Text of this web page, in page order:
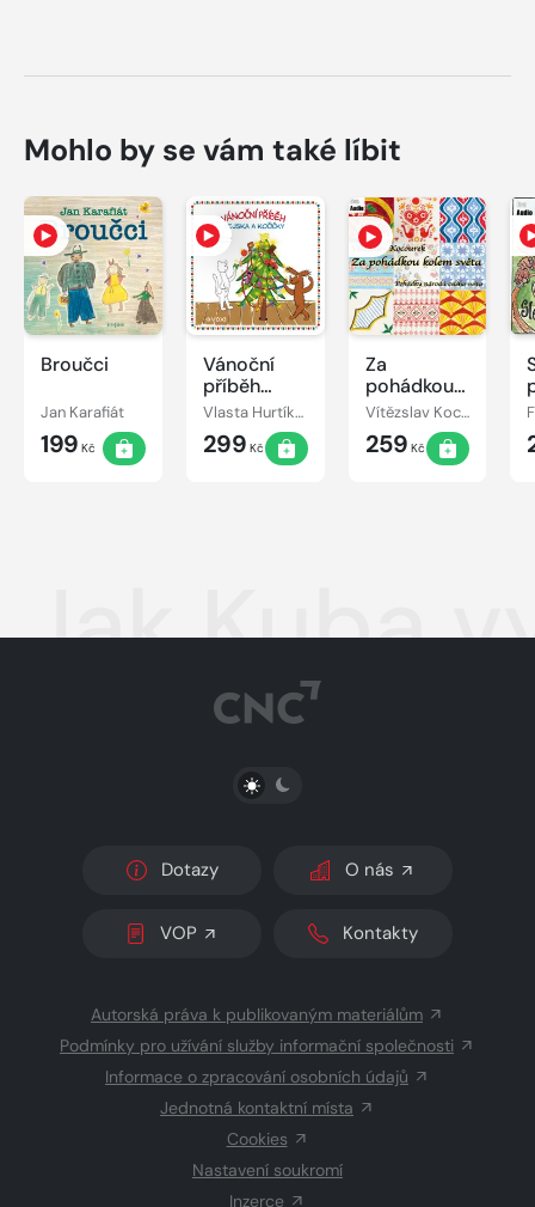
Mohlo by se vám také líbit
Broučci
Jan Karafiát
199 Kč
Vánoční
příběh
pejska a
kočičky
Vlasta Hurtíková
299 Kč
Za
pohádkou
kolem
světa
Vítězslav Kocourek
259 Kč
Jak Kuba
PŘEPNOUT SVĚTLÝ/TMAVÝ REŽIM
Dotazy O nás
VOP Kontakty
Autorská práva k publikovaným materiálům
Podmínky pro užívání služby informační společnosti
Informace o zpracování osobních údajů
Jednotná kontaktní místa
Cookies
Nastavení soukromí
Inzerce